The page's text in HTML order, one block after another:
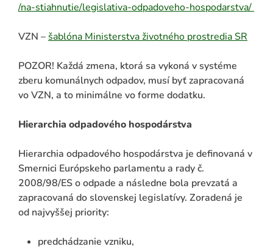
/na-stiahnutie/legislativa-odpadoveho-hospodarstva/
VZN – šablóna Ministerstva životného prostredia SR
POZOR! Každá zmena, ktorá sa vykoná v systéme
zberu komunálnych odpadov, musí byť zapracovaná
vo VZN, a to minimálne vo forme dodatku.
Hierarchia odpadového hospodárstva
Hierarchia odpadového hospodárstva je definovaná v
Smernici Európskeho parlamentu a rady č.
2008/98/ES o odpade a následne bola prevzatá a
zapracovaná do slovenskej legislatívy. Zoradená je
od najvyššej priority:
predchádzanie vzniku,